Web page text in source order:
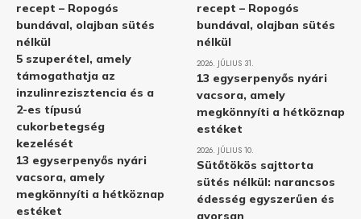
recept – Ropogós
bundával, olajban sütés
nélkül
5 szuperétel, amely
támogathatja az
inzulinrezisztencia és a
2-es típusú
cukorbetegség
kezelését
13 egyserpenyős nyári
vacsora, amely
megkönnyíti a hétköznap
estéket
recept – Ropogós
bundával, olajban sütés
nélkül
2026. JÚLIUS 31.
13 egyserpenyős nyári
vacsora, amely
megkönnyíti a hétköznap
estéket
2026. JÚLIUS 10.
Sütőtökös sajttorta
sütés nélkül: narancsos
édesség egyszerűen és